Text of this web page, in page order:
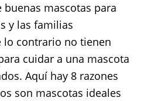
mascotas para
y las familias
lo contrario no tienen
cuidar a una mascota
Aquí hay 8 razones
son mascotas ideales